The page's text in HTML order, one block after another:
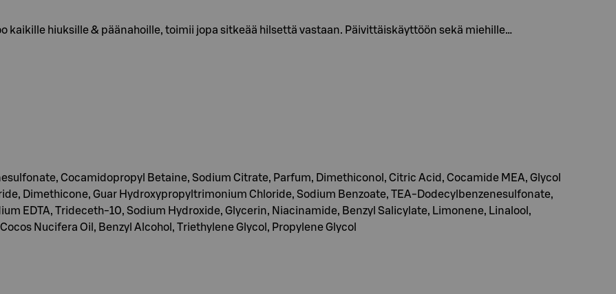
kaikille hiuksille & päänahoille, toimii jopa sitkeää hilsettä vastaan. Päivittäiskäyttöön sekä miehille…
Cocamidopropyl Betaine, Sodium Citrate, Parfum, Dimethiconol, Citric Acid, Cocamide MEA, Glycol
Dimethicone, Guar Hydroxypropyltrimonium Chloride, Sodium Benzoate, TEA-Dodecylbenzenesulfonate,
EDTA, Trideceth-10, Sodium Hydroxide, Glycerin, Niacinamide, Benzyl Salicylate, Limonene, Linalool,
Nucifera Oil, Benzyl Alcohol, Triethylene Glycol, Propylene Glycol